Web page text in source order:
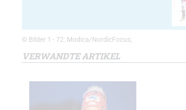
© Bilder 1 - 72: Modica/NordicFocus;
VERWANDTE ARTIKEL